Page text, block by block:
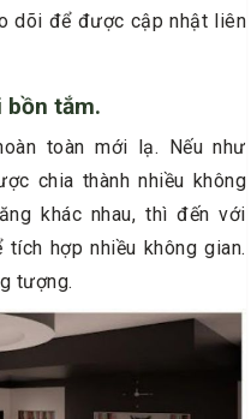
dõi để được cập nhật liên
bồn tắm.
toàn mới lạ. Nếu như
chia thành nhiều không
khác nhau, thì đến với
hợp nhiều không gian.
tượng.